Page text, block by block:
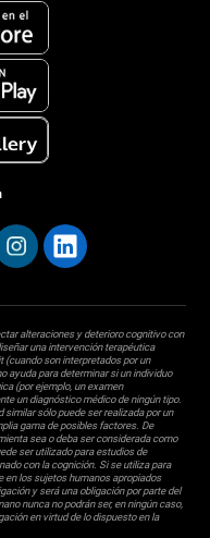
alteraciones y deterioro cognitivo con
una intervención terapéutica
(cuando son interpretados por un
ayuda para determinar si un individuo
(por ejemplo, un examen
un diagnóstico médico de ningún tipo.
similar sólo puede ser realizada por un
gama de posibles factores. De
sea o deba ser considerada como
ser utilizado para estudios de
con la cognición. Si se utiliza para
en los sujetos humanos apropiados
y será una obligación por parte del
nunca no podrán ser, en ningún caso,
en virtud de lo dispuesto en la